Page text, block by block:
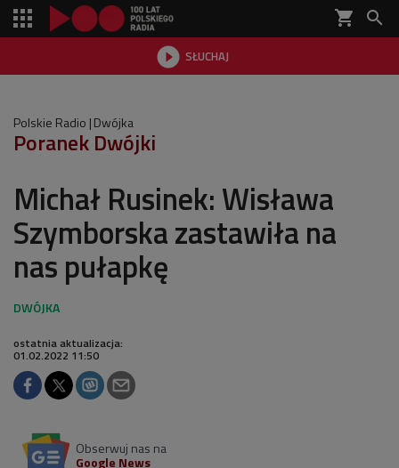
shopping_cart 
 SŁUCHAJ

Polskie Radio Dwójka
Poranek Dwójki
Michał Rusinek: Wisława
Szymborska zastawiła na
nas pułapkę
ostatnia aktualizacja:
01.02.2022 11:50
Obserwuj nas na
Google News